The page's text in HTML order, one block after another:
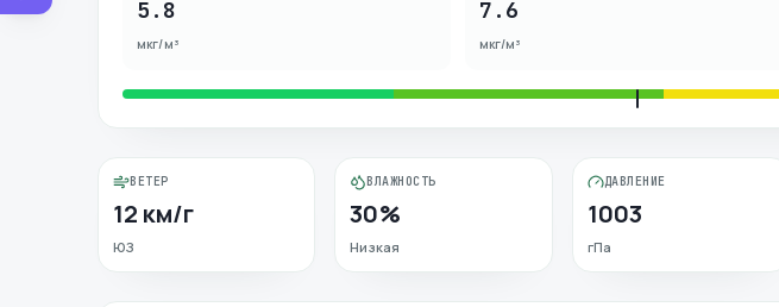
5.8
мкг/м³
7.6
мкг/м³
ВЕТЕР
12 км/г
ЮЗ
ВЛАЖНОСТЬ
30%
Низкая
ДАВЛЕНИЕ
1003
гПа